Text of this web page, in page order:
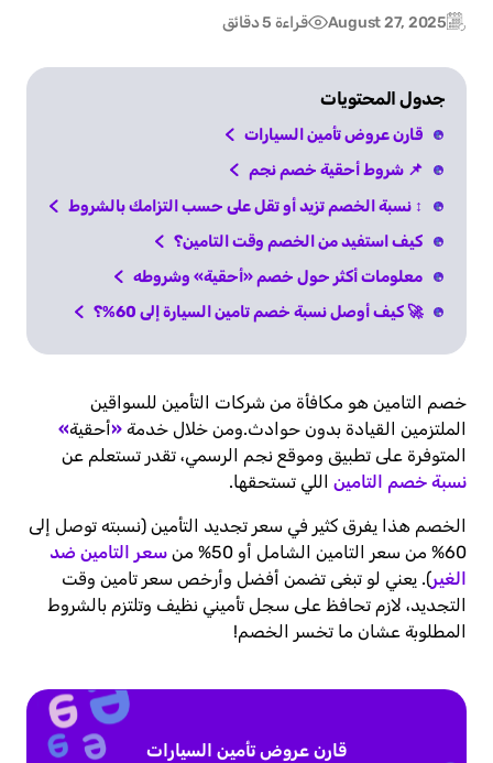
Updated:
August 27, 2025
Postقراءة 5 دقائق
جدول المحتويات
قارن عروض تأمين السيارات
📌 شروط أحقية خصم نجم
↕️ نسبة الخصم تزيد أو تقل على حسب التزامك بالشروط
كيف استفيد من الخصم وقت التامين؟
معلومات أكثر حول خصم «أحقية» وشروطه
🚀 كيف أوصل نسبة خصم تامين السيارة إلى 60%؟
خصم التامين هو مكافأة من شركات التأمين للسواقين
الملتزمين القيادة بدون حوادث.ومن خلال خدمة«أحقية»
المتوفرة على تطبيق وموقع نجم الرسمي، تقدر تستعلم عن
نسبة خصم التامين اللي تستحقها.
الخصم هذا يفرق كثير في سعر تجديد التأمين (نسبته توصل إلى
60% من سعر التامين الشامل أو 50% من
سعر التامين ضد
الغير). يعني لو تبغى تضمن أفضل وأرخص سعر تامين وقت
التجديد، لازم تحافظ على سجل تأميني نظيف وتلتزم بالشروط
المطلوبة عشان ما تخسر الخصم!
قارن عروض تأمين السيارات